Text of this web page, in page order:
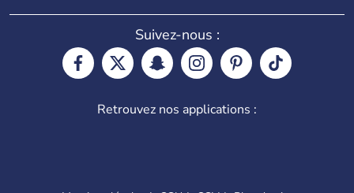
Suivez-nous :
Retrouvez nos applications :